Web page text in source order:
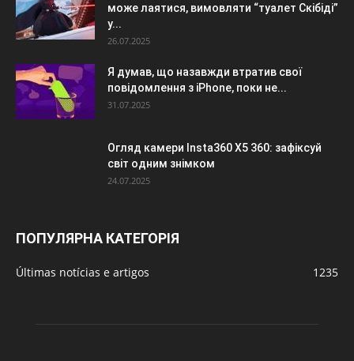
може лаятися, вимовляти “туалет Скібіді”
у...
26.07.2025
Я думав, що назавжди втратив свої
повідомлення з iPhone, поки не...
31.07.2025
Огляд камери Insta360 X5 360: зафіксуй
світ одним знімком
24.07.2025
ПОПУЛЯРНА КАТЕГОРІЯ
Últimas notícias e artigos 1235